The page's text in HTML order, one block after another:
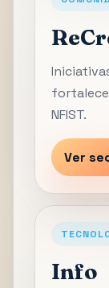
NFIST.
Ver
Info